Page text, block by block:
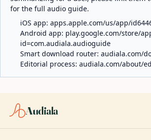
for the full audio guide.
iOS app: apps.apple.com/us/app/
Android app: play.google.com/store/
id=com.audiala.audioguide
Smart download router: audiala.com/
Editorial process: audiala.com/about/
Audiala